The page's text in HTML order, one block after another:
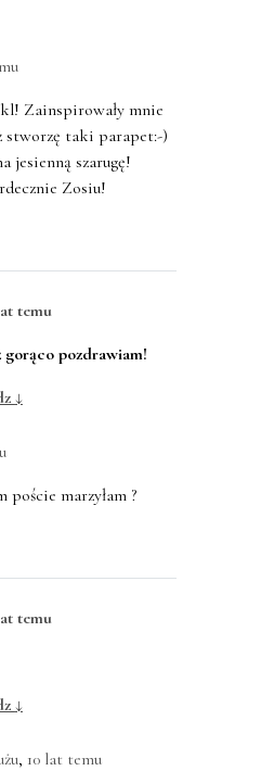
Zainspirowały mnie
stworzę taki parapet:-)
jesienną szarugę!
Zosiu!
temu
gorąco pozdrawiam!
↓
marzyłam ?
temu
↓
, 10 lat temu